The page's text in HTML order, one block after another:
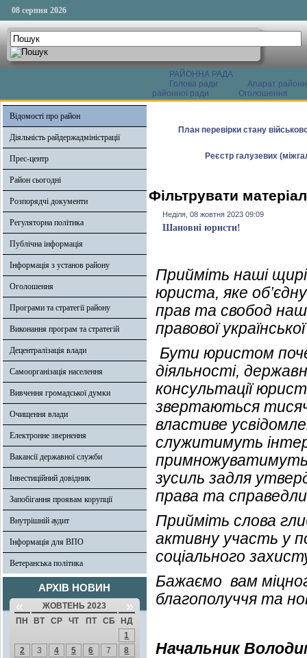
08 серпня 2026
РАЙОННА РАДА
Голова ради
Апарат
районної ради
Оголошення
Відомості про район
Діяльність райдержадміністрації
Прес-центр
Район сьогодні
Розпорядчі документи
Регуляторна політика
Публічна інформація
Інформація з установ району
Оголошення
Програми та стратегії району
Виконання програм та стратегій
Децентралізація влади
Самоорганізація населення
Вивчення громадської думки
Очищення влади
Електронне звернення
Вакансії державної служби
Інвестиційний довідник
Запобігання проявам корупції
Внутрішній аудит
Інформація для ВПО
Ветеранська політика
АРХІВ НОВИН
« ЖОВТЕНЬ 2023 »
ПН ВТ СР ЧТ ПТ СБ
НД
1
2
3 4 5 6 7
8
План перевірки стану
Реєстр галузевих
Фільтрувати
Неділя, 08 жовтня 2023 09:09
Шановні юристи!
Прийміть наші
юриста, яке
прав та свобод
правової
Бути юристом
діяльності,
консультації
звертаються
властиве
служитимуть
примножуватимуть
зусиль задля
права та
Прийміть слова
активну участь у
соціального
Бажаємо вам
благополуччя та
Начальник